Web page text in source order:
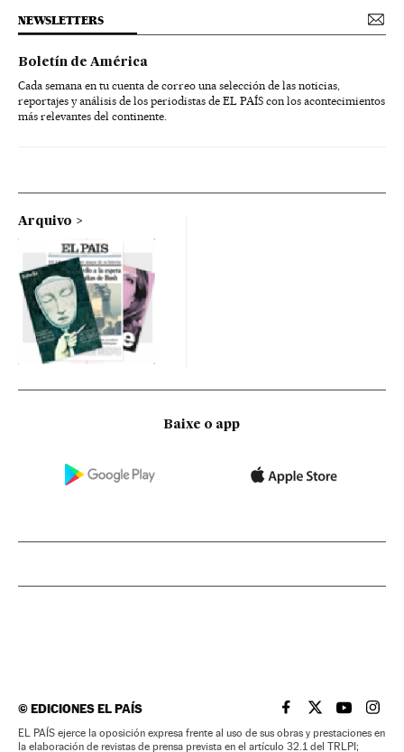
NEWSLETTERS
Boletín de América
Cada semana en tu cuenta de correo una selección de las noticias,
reportajes y análisis de los periodistas de EL PAÍS con los acontecimientos
más relevantes del continente.
Arquivo
Baixe o app
©EDICIONES EL PAÍS EL PAÍS BRASIL EN
EL PAÍSEL PAÍS
EL
EL PAÍS ejerce la oposición expresa frente al uso de sus obras y prestaciones en
la elaboración de revistas de prensa prevista en el artículo 32.1 del TRLPI;